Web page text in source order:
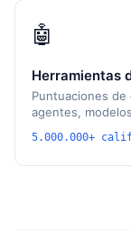
🤖
Herramientas
Puntuaciones de
agentes,
5.000.000+